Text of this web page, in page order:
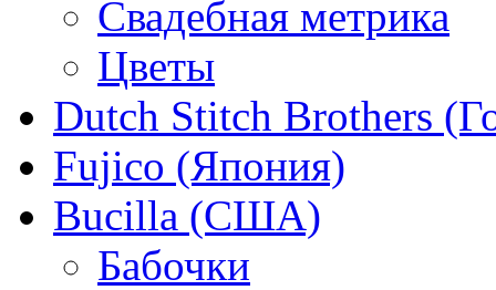
Свадебная метрика
Цветы
Dutch Stitch Brothers
Fujico (Япония)
Bucilla (США)
Бабочки